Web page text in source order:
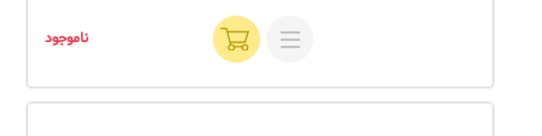
ناموجود